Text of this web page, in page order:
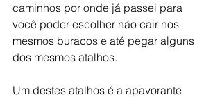
caminhos por onde já passei para
você poder escolher não cair nos
mesmos buracos e até pegar alguns
dos mesmos atalhos.
Um destes atalhos é a apavorante